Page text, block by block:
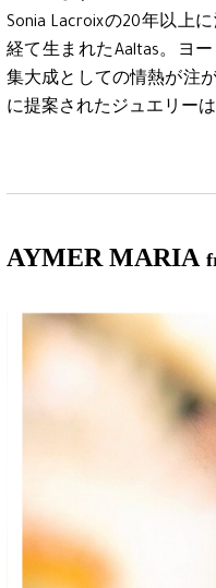
Sonia Lacroixの20年以上
経て生まれたAaltas。ヨ
集大成としての情熱が注
に提案されたジュエリーは
AYMER MARIA